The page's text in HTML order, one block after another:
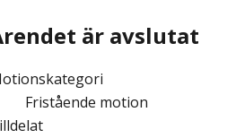
är avslutat
Fristående motion